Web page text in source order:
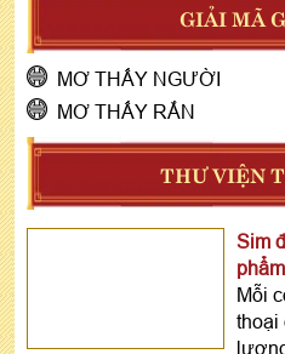
GIẢI MÃ
MƠ THẤY NGƯỜI
MƠ THẤY RẮN
THƯ VIỆN
Sim
Mỗi
thoại